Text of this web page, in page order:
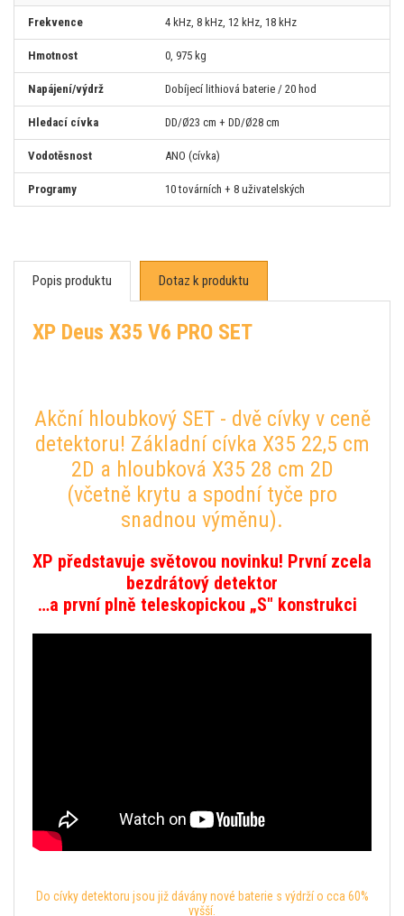
Frekvence 4 kHz, 8 kHz, 12 kHz, 18 kHz
Hmotnost 0, 975 kg
Napájení/výdrž Dobíjecí lithiová baterie / 20 hod
Hledací cívka DD/Ø23 cm + DD/Ø28 cm
Vodotěsnost ANO (cívka)
Programy 10 továrních + 8 uživatelských
Popis produktu Dotaz k produktu
XP Deus X35 V6 PRO SET
Akční hloubkový SET - dvě cívky v ceně
detektoru! Základní cívka X35 22,5 cm
2D a hloubková X35 28 cm 2D
(včetně krytu a spodní tyče pro
snadnou výměnu).
XP představuje světovou novinku! První zcela
bezdrátový detektor
…a první plně teleskopickou „S" konstrukci
Do cívky detektoru jsou již dávány nové baterie s výdrží o cca 60%
vyšší.